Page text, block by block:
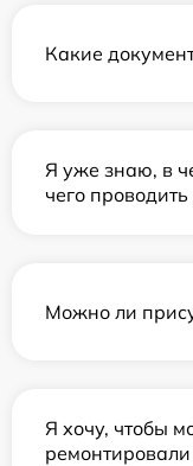
Какие
Я уже знаю, в
чего
Можно ли
Я хочу, чтобы